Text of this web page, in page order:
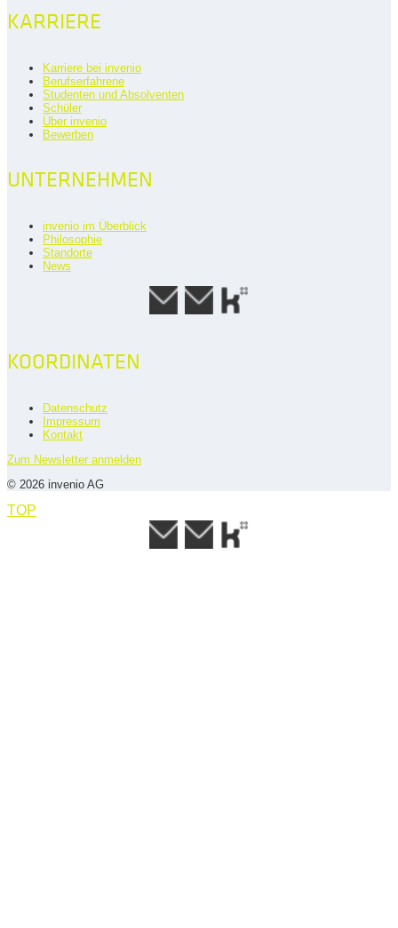
KARRIERE
Karriere bei invenio
Berufserfahrene
Studenten und Absolventen
Schüler
Über invenio
Bewerben
UNTERNEHMEN
invenio im Überblick
Philosophie
Standorte
News
KOORDINATEN
Datenschutz
Impressum
Kontakt
Zum Newsletter anmelden
© 2026 invenio AG
TOP